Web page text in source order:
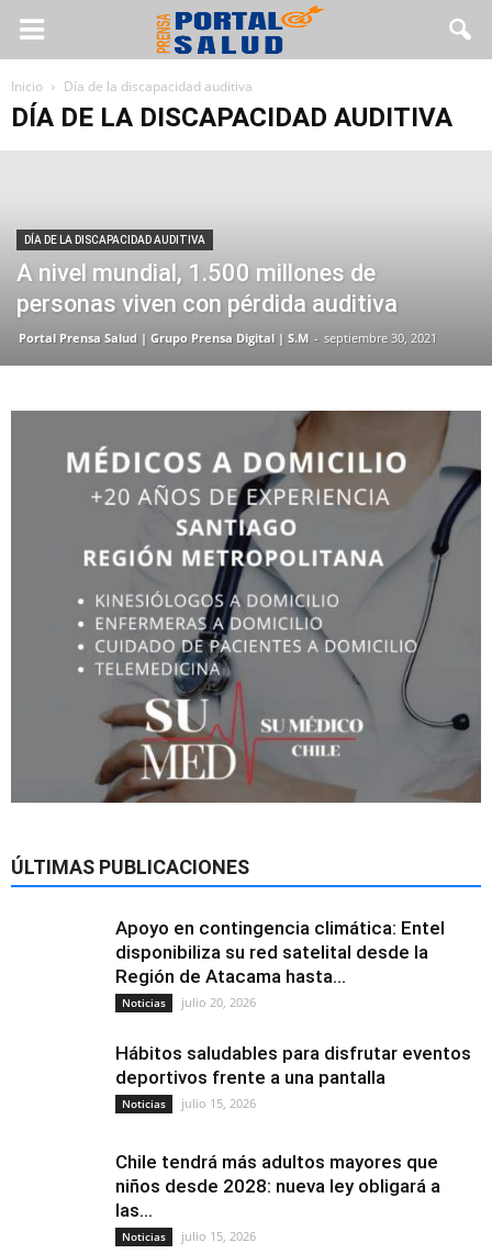
Inicio Día de la discapacidad auditiva
DÍA DE LA DISCAPACIDAD AUDITIVA
DÍA DE LA DISCAPACIDAD AUDITIVA
A nivel mundial, 1.500 millones de
personas viven con pérdida auditiva
Portal Prensa Salud | Grupo Prensa Digital | S.M - septiembre 30, 2021
ÚLTIMAS PUBLICACIONES
Apoyo en contingencia climática: Entel
disponibiliza su red satelital desde la
Región de Atacama hasta...
Noticias julio 20, 2026
Hábitos saludables para disfrutar eventos
deportivos frente a una pantalla
Noticias julio 15, 2026
Chile tendrá más adultos mayores que
niños desde 2028: nueva ley obligará a
las...
Noticias julio 15, 2026